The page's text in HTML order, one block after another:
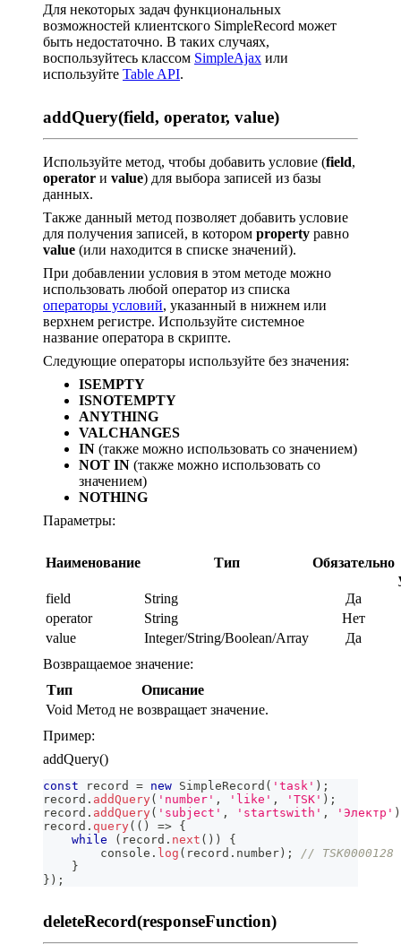
Для некоторых задач функциональных
возможностей клиентского SimpleRecord может
быть недостаточно. В таких случаях,
воспользуйтесь классом SimpleAjax или
используйте Table API.
addQuery(field, operator, value)
Используйте метод, чтобы добавить условие (field,
operator и value) для выбора записей из базы
данных.
Также данный метод позволяет добавить условие
для получения записей, в котором property равно
value (или находится в списке значений).
При добавлении условия в этом методе можно
использовать любой оператор из списка
операторы условий, указанный в нижнем или
верхнем регистре. Используйте системное
название оператора в скрипте.
Следующие операторы используйте без значения:
ISEMPTY
ISNOTEMPTY
ANYTHING
VALCHANGES
IN (также можно использовать со значением)
NOT IN (также можно использовать со
значением)
NOTHING
Параметры:
Наименование Тип
Обязательно
field
String
Да
operator
String
Нет
value
Integer/String/Boolean/Array
Да
Возвращаемое значение:
Тип
Описание
Void Метод не возвращает значение.
Пример:
addQuery()
const record = new SimpleRecord ( 'task' ) ;
record . addQuery( 'number' , 'like' , 'TSK' ) ;
record . addQuery( 'subject' , 'startswith' , 'Электр' )
record . query( ( ) => {
while
( record . next ( ) )
{
console . log ( record . number ) ;
// TSK0000128
}
} ) ;
deleteRecord(responseFunction)